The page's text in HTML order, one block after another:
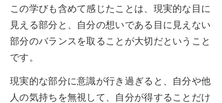
この学びも含めて感じたことは、現実的な目に
見える部分と、自分の想いである目に見えない
部分のバランスを取ることが大切だということ
です。
現実的な部分に意識が行き過ぎると、自分や他
人の気持ちを無視して、自分が得することだけ